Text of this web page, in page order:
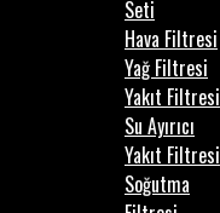
Seti
Hava Filtresi
Yağ Filtresi
Yakıt Filtresi
Su Ayırıcı
Yakıt Filtresi
Soğutma